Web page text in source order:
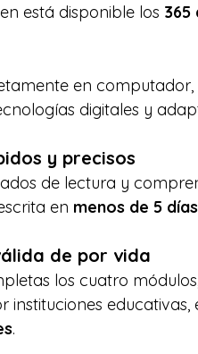
está disponible los 365
en
digitales y
y precisos
de lectura y
en menos de 5 días
de por vida
los cuatro
instituciones
.